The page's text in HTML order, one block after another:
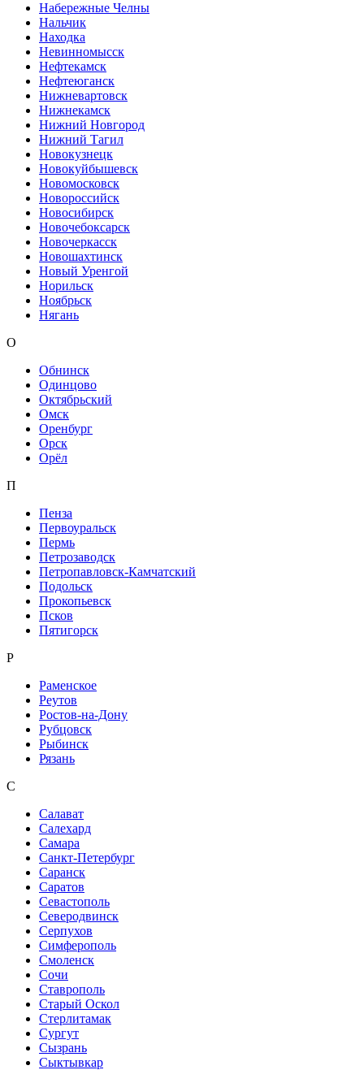
Набережные Челны
Нальчик
Находка
Невинномысск
Нефтекамск
Нефтеюганск
Нижневартовск
Нижнекамск
Нижний Новгород
Нижний Тагил
Новокузнецк
Новокуйбышевск
Новомосковск
Новороссийск
Новосибирск
Новочебоксарск
Новочеркасск
Новошахтинск
Новый Уренгой
Норильск
Ноябрьск
Нягань
О
Обнинск
Одинцово
Октябрьский
Омск
Оренбург
Орск
Орёл
П
Пенза
Первоуральск
Пермь
Петрозаводск
Петропавловск-Камчатский
Подольск
Прокопьевск
Псков
Пятигорск
Р
Раменское
Реутов
Ростов-на-Дону
Рубцовск
Рыбинск
Рязань
С
Салават
Салехард
Самара
Санкт-Петербург
Саранск
Саратов
Севастополь
Северодвинск
Серпухов
Симферополь
Смоленск
Сочи
Ставрополь
Старый Оскол
Стерлитамак
Сургут
Сызрань
Сыктывкар